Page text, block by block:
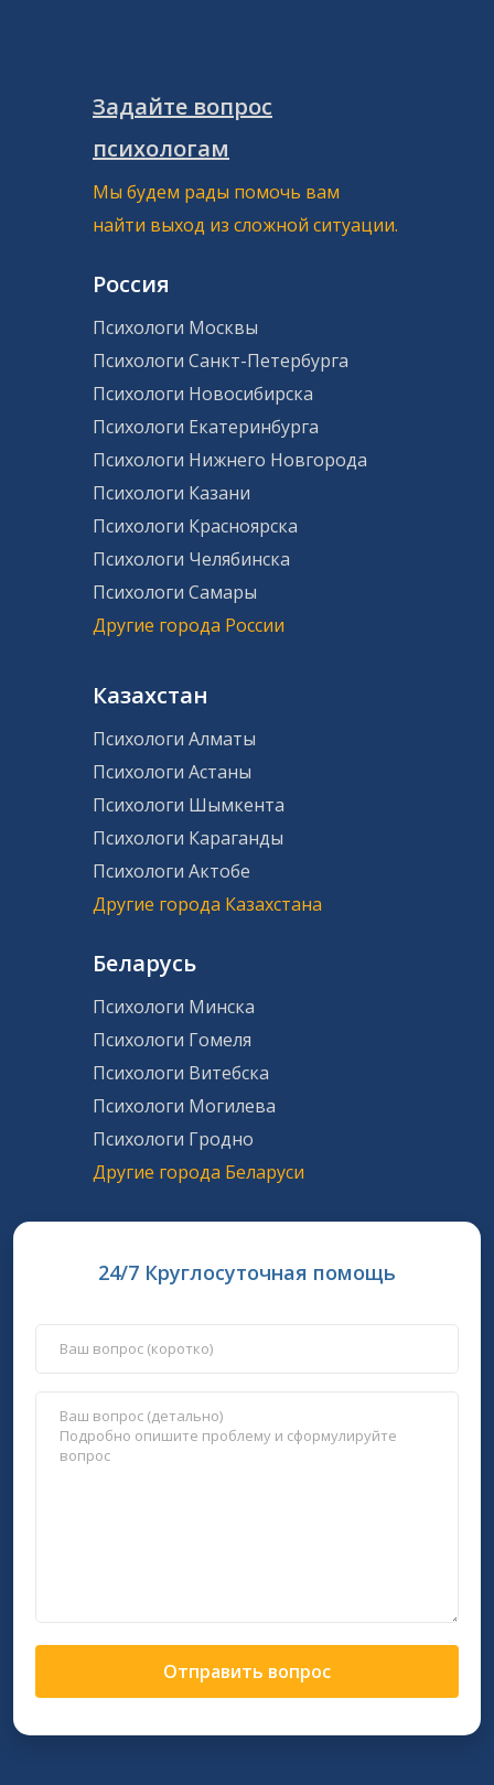
Задайте вопрос
психологам
Мы будем рады помочь вам
найти выход из сложной ситуации.
Россия
Психологи Москвы
Психологи Санкт-Петербурга
Психологи Новосибирска
Психологи Екатеринбурга
Психологи Нижнего Новгорода
Психологи Казани
Психологи Красноярска
Психологи Челябинска
Психологи Самары
Другие города России
Казахстан
Психологи Алматы
Психологи Астаны
Психологи Шымкента
Психологи Караганды
Психологи Актобе
Другие города Казахстана
Беларусь
Психологи Минска
Психологи Гомеля
Психологи Витебска
Психологи Могилева
Психологи Гродно
Другие города Беларуси
24/7 Круглосуточная помощь
Отправить вопрос